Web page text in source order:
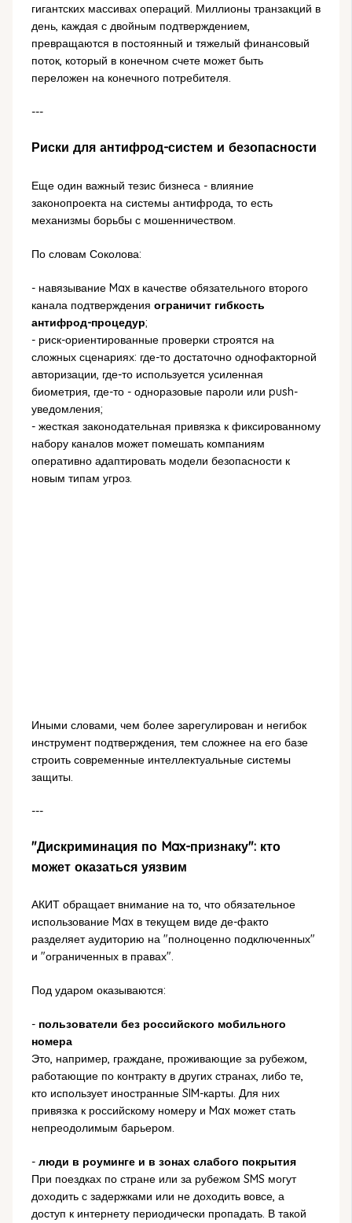
гигантских массивах операций. Миллионы транзакций в
день, каждая с двойным подтверждением,
превращаются в постоянный и тяжелый финансовый
поток, который в конечном счете может быть
переложен на конечного потребителя.
---
Риски для антифрод-систем и безопасности
Еще один важный тезис бизнеса - влияние
законопроекта на системы антифрода, то есть
механизмы борьбы с мошенничеством.
По словам Соколова:
- навязывание Max в качестве обязательного второго
канала подтверждения ограничит гибкость
антифрод-процедур;
- риск-ориентированные проверки строятся на
сложных сценариях: где-то достаточно однофакторной
авторизации, где-то используется усиленная
биометрия, где-то - одноразовые пароли или push-
уведомления;
- жесткая законодательная привязка к фиксированному
набору каналов может помешать компаниям
оперативно адаптировать модели безопасности к
новым типам угроз.
Иными словами, чем более зарегулирован и негибок
инструмент подтверждения, тем сложнее на его базе
строить современные интеллектуальные системы
защиты.
---
"Дискриминация по Max-признаку": кто
может оказаться уязвим
АКИТ обращает внимание на то, что обязательное
использование Max в текущем виде де-факто
разделяет аудиторию на "полноценно подключенных"
и "ограниченных в правах".
Под ударом оказываются:
- пользователи без российского мобильного
номера
Это, например, граждане, проживающие за рубежом,
работающие по контракту в других странах, либо те,
кто использует иностранные SIM-карты. Для них
привязка к российскому номеру и Max может стать
непреодолимым барьером.
- люди в роуминге и в зонах слабого покрытия
При поездках по стране или за рубежом SMS могут
доходить с задержками или не доходить вовсе, а
доступ к интернету периодически пропадать. В такой